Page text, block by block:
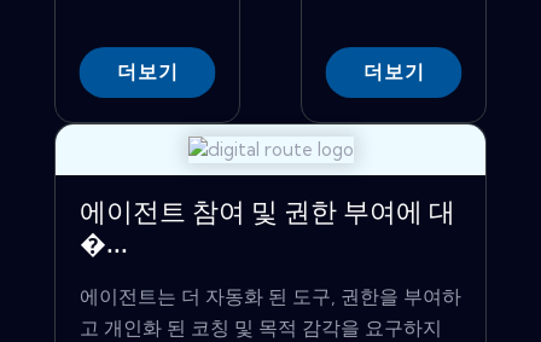
더보기 더보기
에이전트 참여 및 권한 부여에 대
�...
에이전트는 더 자동화 된 도구, 권한을 부여하
고 개인화 된 코칭 및 목적 감각을 요구하지